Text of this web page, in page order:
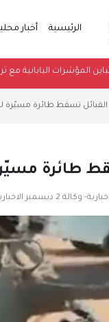
الرئيسية أخبار
تباين المؤشرات
القبائل تسقط طائرة مسيّرة
طائرة